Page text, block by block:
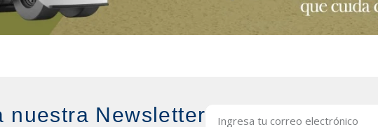
nuestra Newsletter